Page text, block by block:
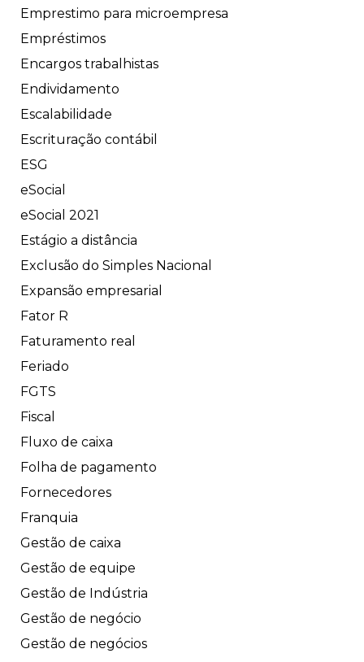
Emprestimo para microempresa
Empréstimos
Encargos trabalhistas
Endividamento
Escalabilidade
Escrituração contábil
ESG
eSocial
eSocial 2021
Estágio a distância
Exclusão do Simples Nacional
Expansão empresarial
Fator R
Faturamento real
Feriado
FGTS
Fiscal
Fluxo de caixa
Folha de pagamento
Fornecedores
Franquia
Gestão de caixa
Gestão de equipe
Gestão de Indústria
Gestão de negócio
Gestão de negócios